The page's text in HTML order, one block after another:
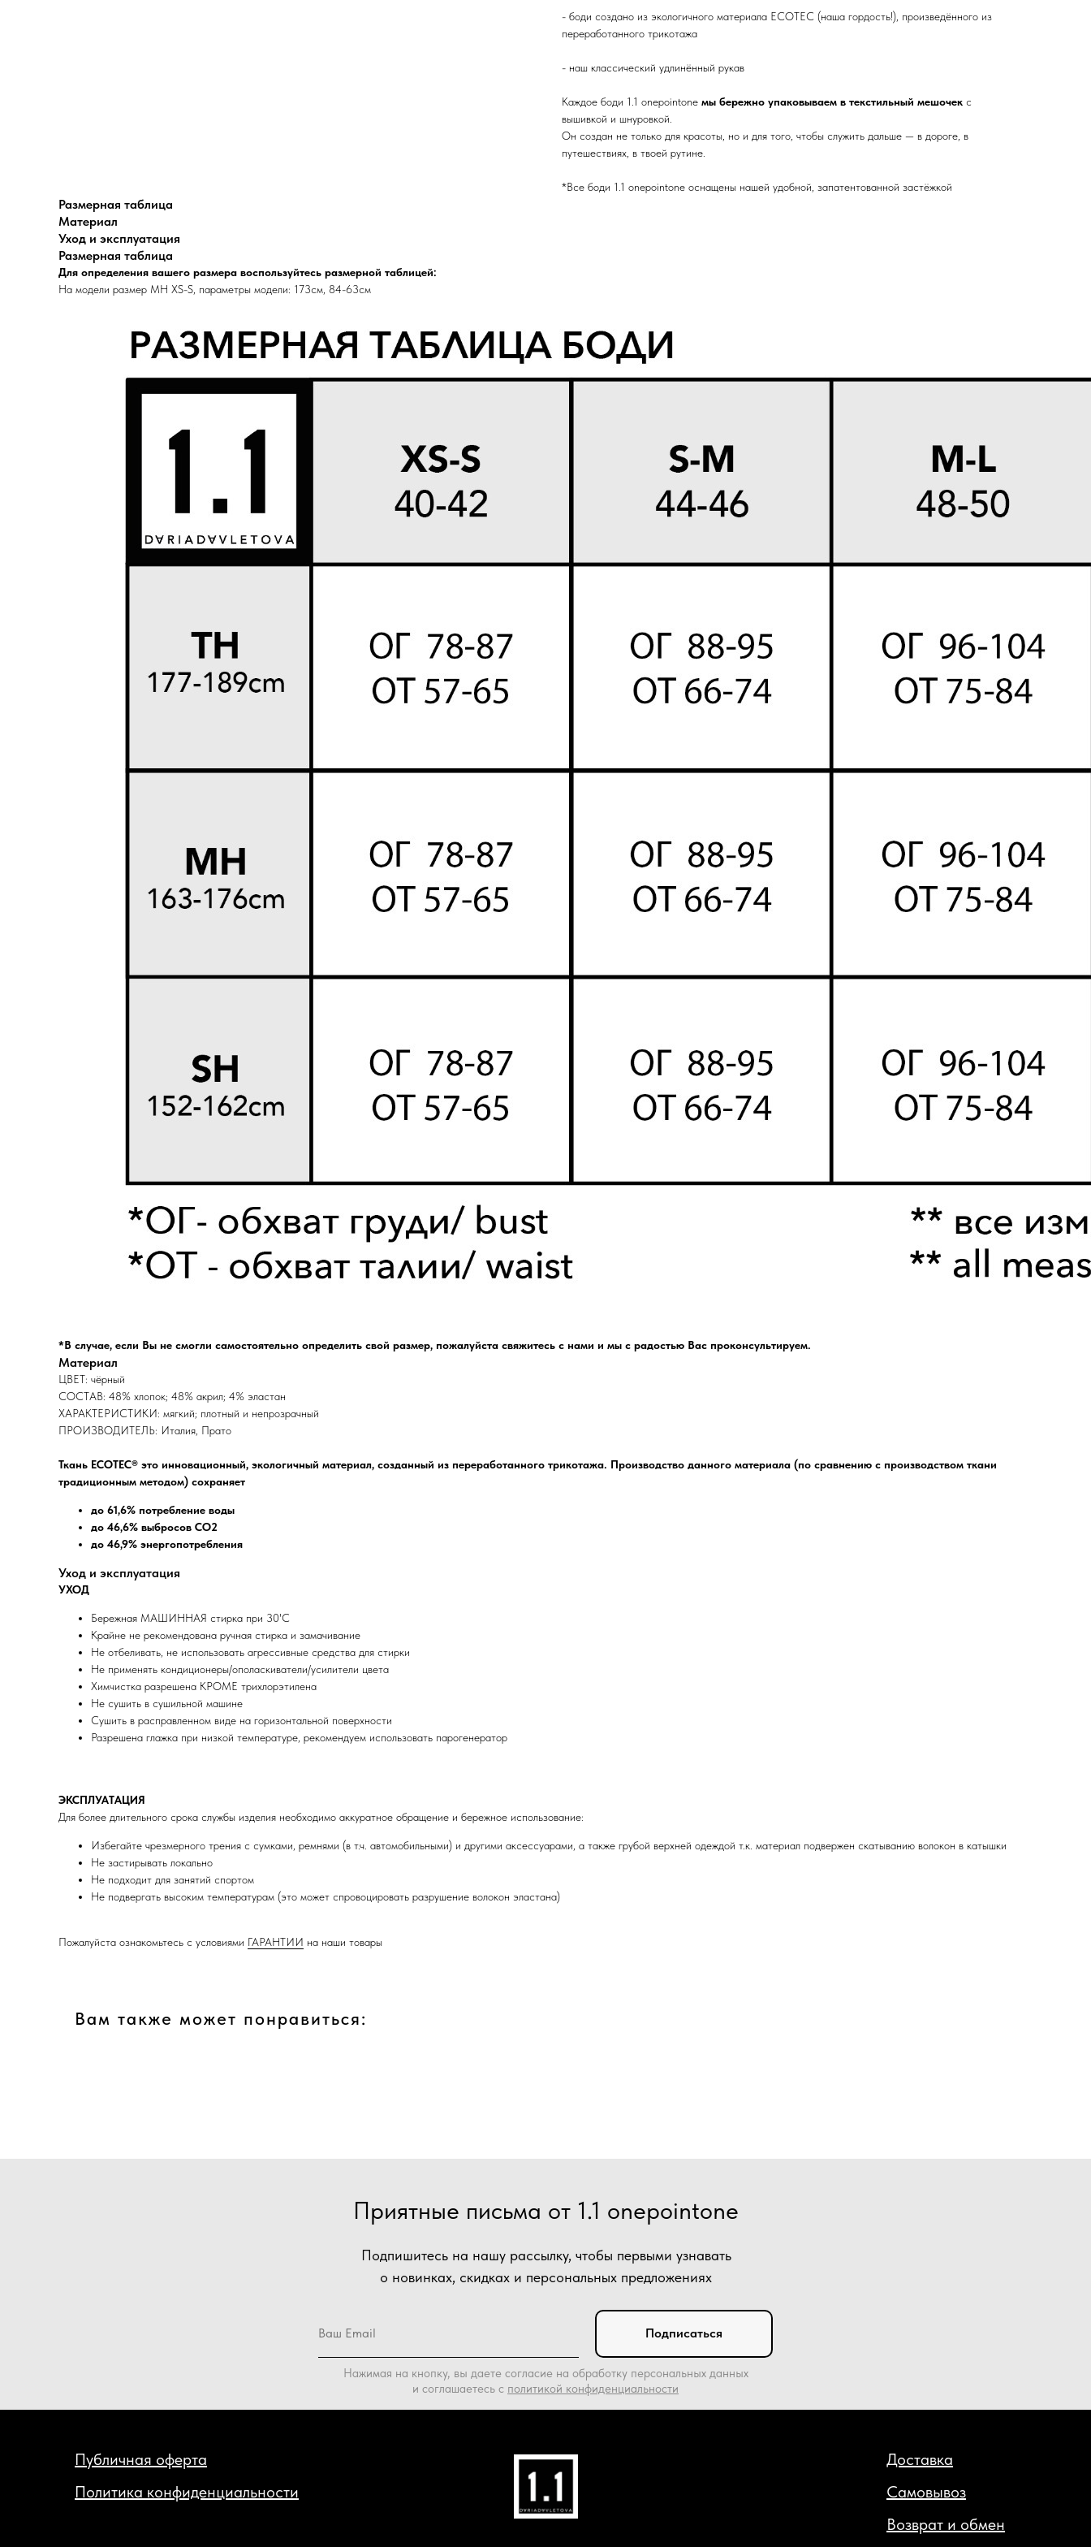
- боди создано из экологичного материала ECOTEC (наша гордость!), произведённого из
переработанного трикотажа
- наш классический удлинённый рукав
Каждое боди 1.1 onepointone мы бережно упаковываем в текстильный мешочек с
вышивкой и шнуровкой.
Он создан не только для красоты, но и для того, чтобы служить дальше — в дороге, в
путешествиях, в твоей рутине.
*Все боди 1.1 onepointone оснащены нашей удобной, запатентованной застёжкой
Размерная таблица
Материал
Уход и эксплуатация
Размерная таблица
Для определения вашего размера воспользуйтесь размерной таблицей:
На модели размер MH XS-S, параметры модели: 173см, 84-63см
*В случае, если Вы не смогли самостоятельно определить свой размер, пожалуйста свяжитесь с нами и мы с радостью Вас проконсультируем.
Материал
ЦВЕТ: чёрный
СОСТАВ: 48% хлопок; 48% акрил; 4% эластан
ХАРАКТЕРИСТИКИ: мягкий; плотный и непрозрачный
ПРОИЗВОДИТЕЛЬ: Италия, Прато
Ткань ECOTEC® это инновационный, экологичный материал, созданный из переработанного трикотажа. Производство данного материала (по сравнению с производством ткани
традиционным методом) сохраняет
до 61,6% потребление воды
до 46,6% выбросов CO2
до 46,9% энергопотребления
Уход и эксплуатация
УХОД
Бережная МАШИННАЯ стирка при 30'C
Крайне не рекомендована ручная стирка и замачивание
Не отбеливать, не использовать агрессивные средства для стирки
Не применять кондиционеры/ополаскиватели/усилители цвета
Химчистка разрешена КРОМЕ трихлорэтилена
Не сушить в сушильной машине
Сушить в расправленном виде на горизонтальной поверхности
Разрешена глажка при низкой температуре, рекомендуем использовать парогенератор
ЭКСПЛУАТАЦИЯ
Для более длительного срока службы изделия необходимо аккуратное обращение и бережное использование:
Избегайте чрезмерного трения с сумками, ремнями (в т.ч. автомобильными) и другими аксессуарами, а также грубой верхней одеждой т.к. материал подвержен скатыванию волокон в катышки
Не застирывать локально
Не подходит для занятий спортом
Не подвергать высоким температурам (это может спровоцировать разрушение волокон эластана)
Пожалуйста ознакомьтесь с условиями ГАРАНТИИ на наши товары
Вам также может понравиться:
Подпишитесь на нашу рассылку, чтобы первыми узнавать
о новинках, скидках и персональных предложениях
Приятные письма от 1.1 onepointone
Подписаться
Публичная оферта
Политика конфиденциальности
Доставка
Возврат и обмен
Самовывоз
Нажимая на кнопку, вы даете согласие на обработку персональных данных
и соглашаетесь c политикой конфиденциальности